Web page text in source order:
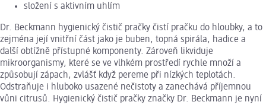
složení s aktivním uhlím
Dr. Beckmann hygienický čistič pračky čistí pračku do hloubky, a to
zejména její vnitřní část jako je buben, topná spirála, hadice a
další obtížně přístupné komponenty. Zároveň likviduje
mikroorganismy, které se ve vlhkém prostředí rychle množí a
způsobují zápach, zvlášť když pereme při nízkých teplotách.
Odstraňuje i hluboko usazené nečistoty a zanechává příjemnou
vůni citrusů. Hygienický čistič pračky značky Dr. Beckmann je nyní